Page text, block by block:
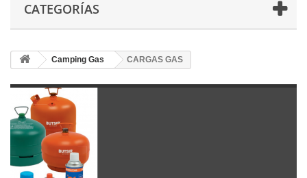
CATEGORÍAS
Camping Gas CARGAS GAS